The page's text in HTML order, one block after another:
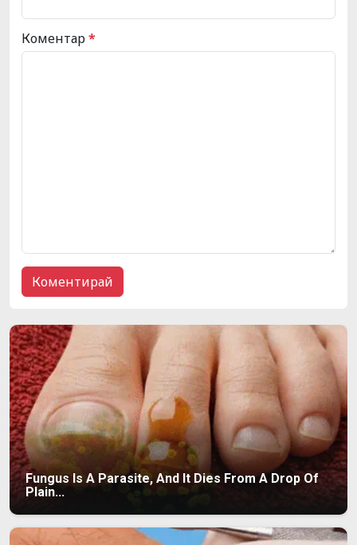
Коментар*
Fungus Is A Parasite, And It Dies From A Drop Of
Plain...